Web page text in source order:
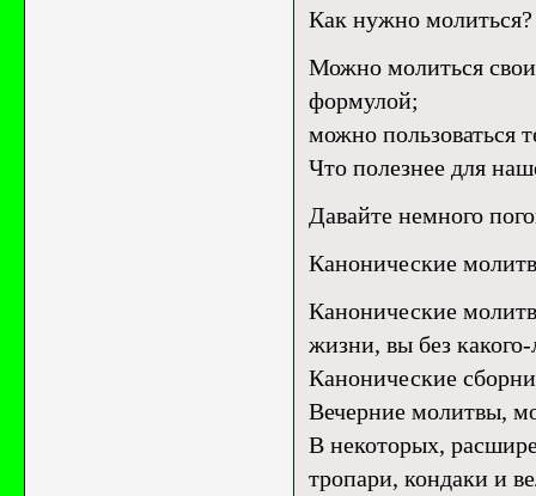
Как нужно молиться?
Можно молиться
формулой;
можно пользоваться
Что полезнее для
Давайте немного
Канонические
Канонические
жизни, вы без
Канонические
Вечерние молитвы,
В некоторых,
тропари, кондаки и